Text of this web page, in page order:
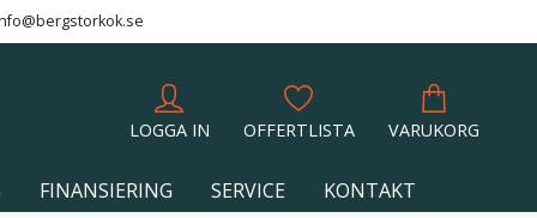
LOGGA IN OFFERTLISTA VARUKORG
FINANSIERING SERVICE KONTAKT